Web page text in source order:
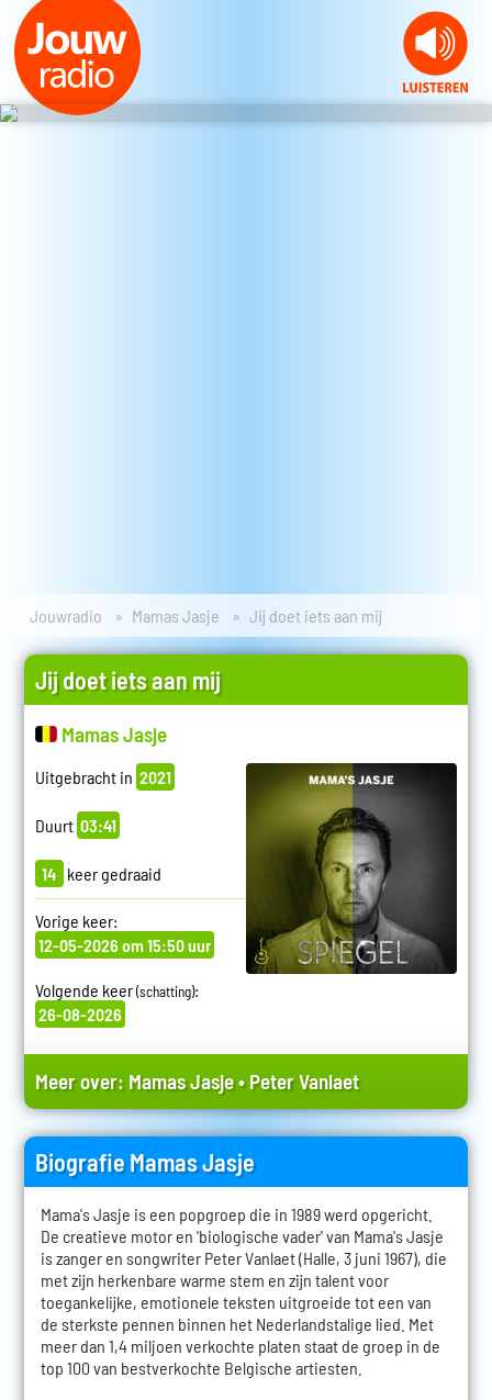
Jouwradio Mamas Jasje Jij doet iets aan mij
Jij doet iets aan mij
Mamas Jasje
Uitgebracht in 2021
Duurt 03:41
14 keer gedraaid
Vorige keer:
12-05-2026 om 15:50 uur
Volgende keer(schatting):
26-08-2026
Meer over: Mamas Jasje•Peter Vanlaet
Biografie Mamas Jasje
Mama's Jasje is een popgroep die in 1989 werd opgericht.
De creatieve motor en 'biologische vader' van Mama's Jasje
is zanger en songwriter Peter Vanlaet (Halle, 3 juni 1967), die
met zijn herkenbare warme stem en zijn talent voor
toegankelijke, emotionele teksten uitgroeide tot een van
de sterkste pennen binnen het Nederlandstalige lied. Met
meer dan 1,4 miljoen verkochte platen staat de groep in de
top 100 van bestverkochte Belgische artiesten.